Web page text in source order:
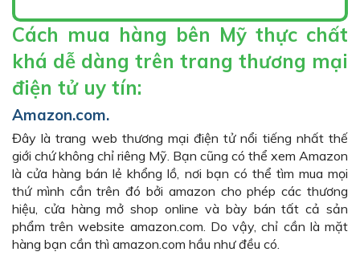
Cách mua hàng bên Mỹ thực chất
khá dễ dàng trên trang thương mại
điện tử uy tín:
Amazon.com.
Đây là trang web thương mại điện tử nổi tiếng nhất thế
giới chứ không chỉ riêng Mỹ. Bạn cũng có thể xem Amazon
là cửa hàng bán lẻ khổng lồ, nơi bạn có thể tìm mua mọi
thứ mình cần trên đó bởi amazon cho phép các thương
hiệu, cửa hàng mở shop online và bày bán tất cả sản
phẩm trên website amazon.com. Do vậy, chỉ cần là mặt
hàng bạn cần thì amazon.com hầu như đều có.